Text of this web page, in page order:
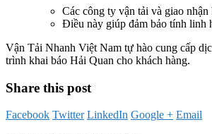
Các công ty vận tải và giao
Điều này giúp đảm bảo tính linh
Vận Tải Nhanh Việt Nam tự hào cung cấp
trình khai báo Hải Quan cho khách hàng.
Share this post
Facebook Twitter LinkedIn Google + Email